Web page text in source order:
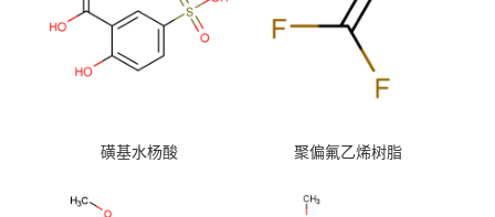
磺基水杨酸 聚偏氟乙烯树脂